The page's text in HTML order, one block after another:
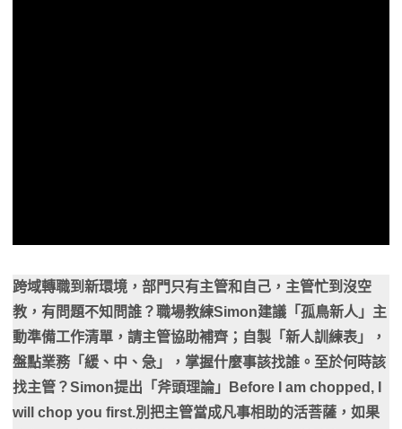
跨域轉職到新環境，部門只有主管和自己，主管忙到沒空
教，有問題不知問誰？職場教練Simon建議「孤鳥新人」主
動準備工作清單，請主管協助補齊；自製「新人訓練表」，
盤點業務「緩、中、急」，掌握什麼事該找誰。至於何時該
找主管？Simon提出「斧頭理論」Before I am chopped, I
will chop you first.別把主管當成凡事相助的活菩薩，如果